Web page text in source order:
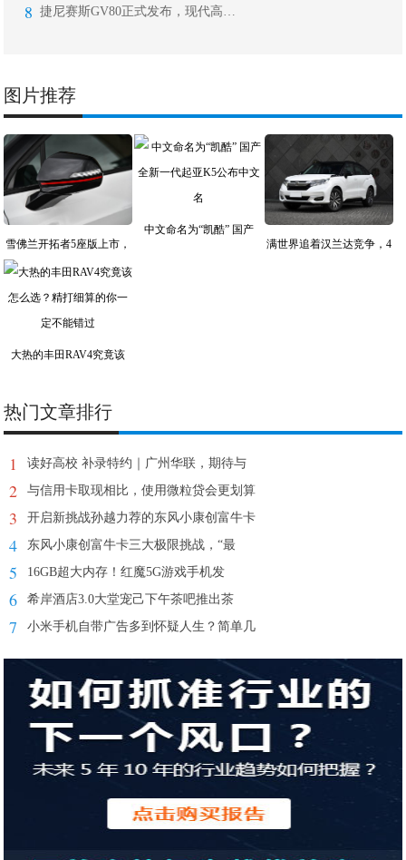
8 捷尼赛斯GV80正式发布，现代高端品
图片推荐
雪佛兰开拓者5座版上市，
中文命名为“凯酷” 国产
满世界追着汉兰达竞争，4
大热的丰田RAV4究竟该
热门文章排行
1 读好高校 补录特约｜广州华联，期待与
2 与信用卡取现相比，使用微粒贷会更划算
3 开启新挑战孙越力荐的东风小康创富牛卡
4 东风小康创富牛卡三大极限挑战，“最
5 16GB超大内存！红魔5G游戏手机发
6 希岸酒店3.0大堂宠己下午茶吧推出茶
7 小米手机自带广告多到怀疑人生？简单几